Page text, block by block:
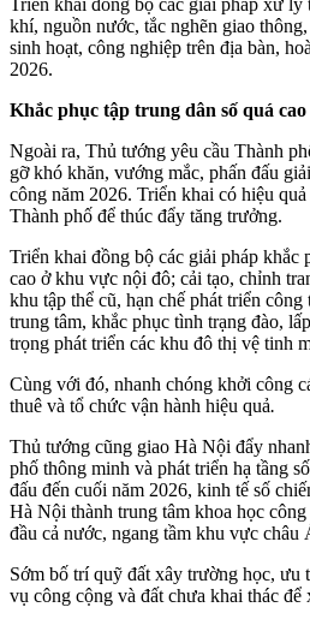
Triển khai đồng bộ các giải pháp xử
khí, nguồn nước, tắc nghẽn giao
sinh hoạt, công nghiệp trên địa bàn,
2026.
Khắc phục tập trung dân số quá
Ngoài ra, Thủ tướng yêu cầu Thành
gỡ khó khăn, vướng mắc, phấn đấu
công năm 2026. Triển khai có hiệu
Thành phố để thúc đẩy tăng trưởng.
Triển khai đồng bộ các giải pháp khắc
cao ở khu vực nội đô; cải tạo, chỉnh
khu tập thể cũ, hạn chế phát triển
trung tâm, khắc phục tình trạng đào,
trọng phát triển các khu đô thị vệ tinh
Cùng với đó, nhanh chóng khởi công
thuê và tổ chức vận hành hiệu quả.
Thủ tướng cũng giao Hà Nội đẩy
phố thông minh và phát triển hạ tầng
đấu đến cuối năm 2026, kinh tế số
Hà Nội thành trung tâm khoa học
đầu cả nước, ngang tầm khu vực châu
Sớm bố trí quỹ đất xây trường học, ưu
vụ công cộng và đất chưa khai thác để